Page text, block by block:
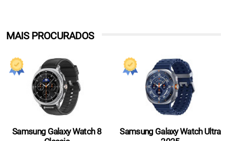
MAIS PROCURADOS
Samsung Galaxy Watch 8
Samsung Galaxy Watch Ultra